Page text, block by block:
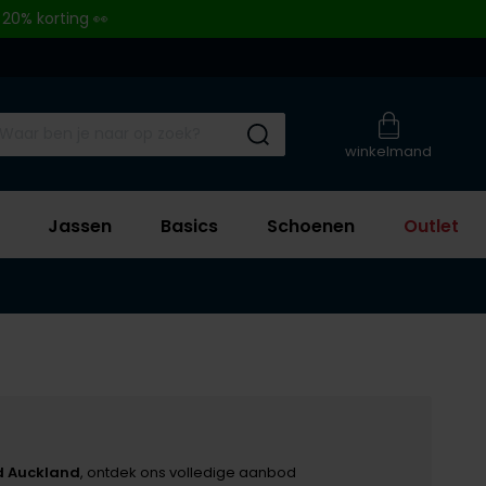
korting 👀
winkelmand
Submit search
Jassen Basics Schoenen Outlet
Auckland, ontdek ons volledige aanbod